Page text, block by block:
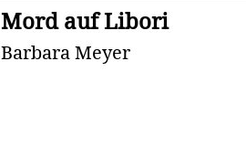
Mord auf Libori
Barbara Meyer